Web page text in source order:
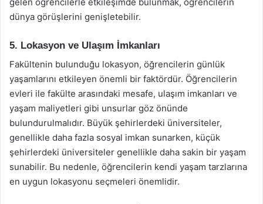
dünya görüşlerini genişletebilir.
5. Lokasyon ve Ulaşım İmkanları
Fakültenin bulunduğu lokasyon, öğrencilerin günlük
yaşamlarını etkileyen önemli bir faktördür. Öğrencilerin
evleri ile fakülte arasındaki mesafe, ulaşım imkanları ve
yaşam maliyetleri gibi unsurlar göz önünde
bulundurulmalıdır. Büyük şehirlerdeki üniversiteler,
genellikle daha fazla sosyal imkan sunarken, küçük
şehirlerdeki üniversiteler genellikle daha sakin bir yaşam
sunabilir. Bu nedenle, öğrencilerin kendi yaşam tarzlarına
en uygun lokasyonu seçmeleri önemlidir.